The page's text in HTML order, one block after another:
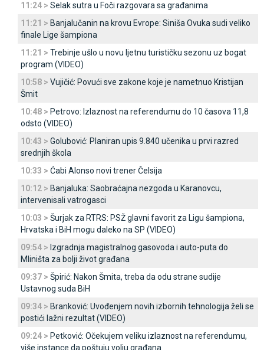
11:24 > Selak sutra u Foči razgovara sa građanima
11:21 > Banjalučanin na krovu Evrope: Siniša Ovuka sudi veliko
finale Lige šampiona
11:21 > Trebinje ušlo u novu ljetnu turističku sezonu uz bogat
program (VIDEO)
10:58 > Vujičić: Povući sve zakone koje je nametnuo Kristijan
Šmit
10:48 > Petrovo: Izlaznost na referendumu do 10 časova 11,8
odsto (VIDEO)
10:43 > Golubović: Planiran upis 9.840 učenika u prvi razred
srednjih škola
10:33 > Ćabi Alonso novi trener Čelsija
10:12 > Banjaluka: Saobraćajna nezgoda u Karanovcu,
intervenisali vatrogasci
10:03 > Šurjak za RTRS: PSŽ glavni favorit za Ligu šampiona,
Hrvatska i BiH mogu daleko na SP (VIDEO)
09:54 > Izgradnja magistralnog gasovoda i auto-puta do
Mliništa za bolji život građana
09:37 > Špirić: Nakon Šmita, treba da odu strane sudije
Ustavnog suda BiH
09:34 > Branković: Uvođenjem novih izbornih tehnologija želi se
postići lažni rezultat (VIDEO)
09:24 > Petković: Očekujem veliku izlaznost na referendumu,
više instance da poštuju volju građana